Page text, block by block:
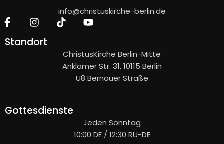
info@christuskirche-berlin.de
Standort
ChristusKirche Berlin-Mitte
Anklamer Str. 31, 10115 Berlin
U8 Bernauer Straße
Gottesdienste
Jeden Sonntag
10:00 DE / 12:30 RU-DE